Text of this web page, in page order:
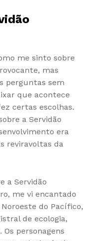
me sinto sobre
mas
perguntas sem
que acontece
certas escolhas.
a Servidão
era
reviravoltas da
a Servidão
me vi encantado
do Pacífico,
de ecologia,
personagens